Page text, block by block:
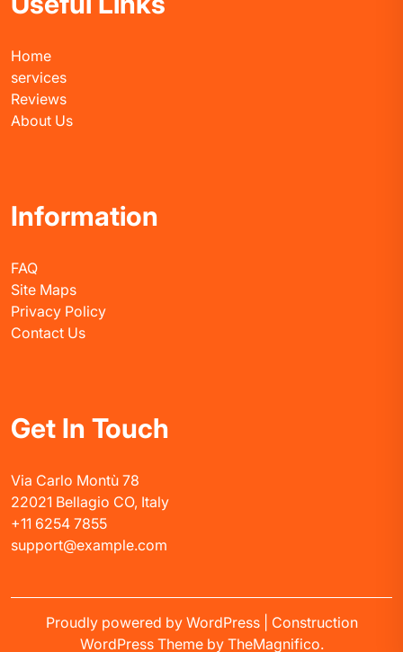
Home
services
Reviews
About Us
Information
FAQ
Site Maps
Privacy Policy
Contact Us
Get In Touch
Via Carlo Montù 78
22021 Bellagio CO, Italy
+11 6254 7855
support@example.com
Proudly powered by WordPress
Construction
WordPress Theme by TheMagnifico.